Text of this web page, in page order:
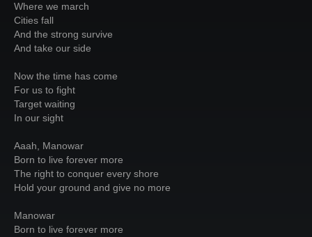
Where we march
Cities fall
And the strong survive
And take our side
Now the time has come
For us to fight
Target waiting
In our sight
Aaah, Manowar
Born to live forever more
The right to conquer every shore
Hold your ground and give no more
Manowar
Born to live forever more